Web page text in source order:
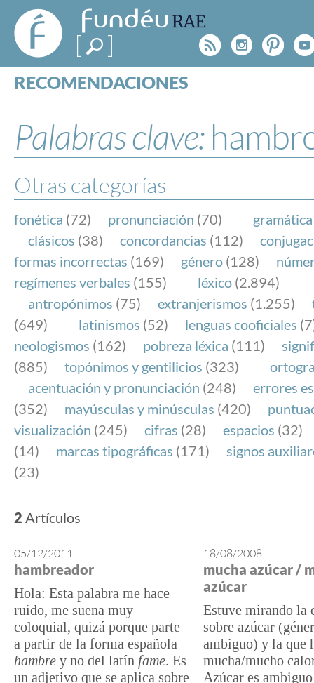
FundéuRAE
- Fundación
del Español
Urgente
Rss
RECOMENDACIONES
ESPECIALES
BLOG
NOTICIAS
SOBRE LA FUNDÉURAE
FundéuRAE es una fundación patrocinada por la
y la Real Academia Española, cuyo objetivo es
el buen uso del español en los medios de
Internet.
Palabras clave:
Otras categorías
fonética (72) pronunciación (70) gramática
clásicos (38) concordancias (112)
formas incorrectas (169) género (128)
regímenes verbales (155) léxico (2.894)
antropónimos (75) extranjerismos (1.255)
(649)
latinismos (52) lenguas cooficiales
neologismos (162) pobreza léxica (111)
(885)
topónimos y gentilicios (323)
acentuación y pronunciación (248)
errores
(352)
mayúsculas y minúsculas (420)
visualización (245) cifras (28) espacios (32)
(14)
marcas tipográficas (171)
signos
(23)
2 Artículos
05/12/2011
hambreador
Hola: Esta palabra me hace
ruido, me suena muy
coloquial, quizá porque parte
a partir de la forma española
hambre y no del latín fame. Es
un adjetivo que se aplica sobre
18/08/2008
mucha azúcar /
azúcar
Estuve mirando la
sobre azúcar
ambiguo) y la que
mucha/mucho
Azúcar es